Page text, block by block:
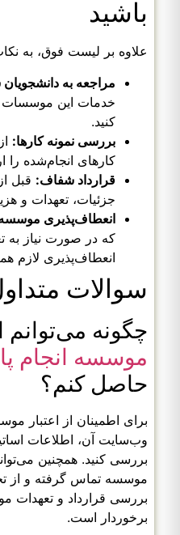
باشید
علاوه بر لیست فوق، به
مراجعه به
خدمات این موسسات
کنید.
بررسی نمونه کارها:
کارهای انجام‌شده را
قرارداد شفاف: قبل
جزئیات، تعهدات و
انعطاف‌پذیری
که در صورت نیاز به
انعطاف‌پذیری لازم
سوالات
چگونه می‌توانم
موسسه انجام
حاصل کنم؟
برای اطمینان از اعتبار
وب‌سایت آن، اطلاعات
بررسی کنید. همچنین
موسسه تماس گرفته و از
بررسی قرارداد و تعهدات
برخوردار است.